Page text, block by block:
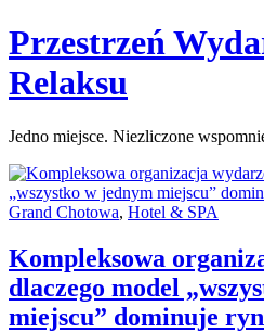
Skip
to
content
Przestrzeń
Relaksu
Jedno miejsce. Niezliczone
Categories:
Grand Chotowa, Hotel & SPA
Kompleksowa
dlaczego model
miejscu” dominuje